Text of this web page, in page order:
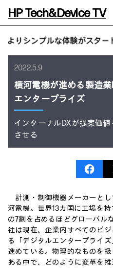
HP Tech&Device TV
新着コンテンツ
全てのコンテンツ
AIの進化と活用事例
製品トレンド & レビュー
サイバーセキュリティ
教育とテクノロジー
自治体・公共
ハイブリッドワーク
事例
AI
タグ一
コラム一覧
ご相談
メールニュース会員登録
日本HP 公式Webサイト
検索
HP Tech&Device TV 内のコンテンツを
2022.5.9
横河電機が進める製造
エンタープライズ
インターナルDXが提案価
させる
計測・制御機器メーカーと
河電機。世界13カ国に工場を
の7割を占めるほどグローバル
社は現在、企業内すべてのビ
る「デジタルエンタープライ
進めている。物理的なものを
ある中で、どのように変革を